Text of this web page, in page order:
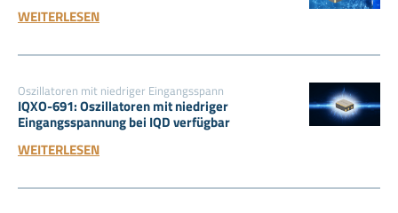
WEITERLESEN
Oszillatoren mit niedriger Eingangsspann
IQXO-691: Oszillatoren mit niedriger
Eingangsspannung bei IQD verfügbar
WEITERLESEN